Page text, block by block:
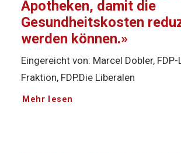
Apotheken, damit die
Gesundheitskosten
werden können.»
Eingereicht von: Marcel Dobler,
Fraktion, FDP.Die Liberalen
Mehr lesen